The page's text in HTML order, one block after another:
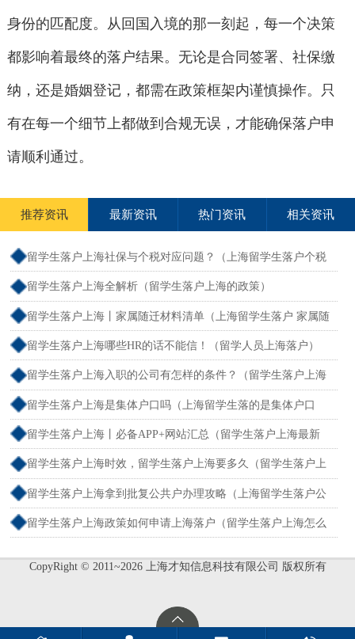
身份的匹配度。从回国入境的那一刻起，每一个决策
都影响着最终的落户结果。无论是合同签署、社保缴
纳，还是婚姻登记，都需在政策框架内谨慎操作。只
有在每一个细节上都做到合规无误，才能确保落户申
请顺利通过。
推荐资讯 最新资讯 热门资讯 相关资讯
留学生落户上海社保与个税对应问题？（上海留学生落户个税
和社保不一致）
留学生落户上海全解析（留学生落户上海的政策）
留学生落户上海丨家属随迁材料清单（上海留学生落户 家属随
迁）
留学生落户上海哪些HR的话不能信！（留学人员上海落户）
留学生落户上海入职的公司有怎样的条件？（留学生落户上海
单位要求）
留学生落户上海是集体户口吗（上海留学生落的是集体户口
么）
留学生落户上海丨必备APP+网站汇总（留学生落户上海最新
流程）
留学生落户上海时效，留学生落户上海要多久（留学生落户上
海最快多久）
留学生落户上海拿到批复公共户办理攻略（上海留学生落户公
函）
留学生落户上海政策如何申请上海落户（留学生落户上海怎么
CopyRight © 2011~2026 上海才知信息科技有限公司 版权所有